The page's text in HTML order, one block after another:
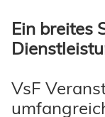
Ein breites
VsF